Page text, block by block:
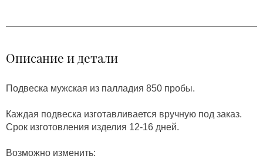
Описание и детали
Подвеска мужская из палладия 850 пробы.
Каждая подвеска изготавливается вручную под заказ.
Срок изготовления изделия 12-16 дней.
Возможно изменить: